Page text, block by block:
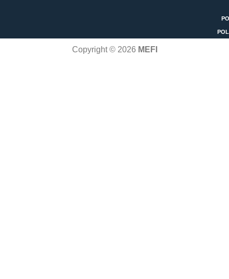
Copyright © 2026 MEFI